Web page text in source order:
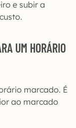
e subir a
UM HORÁRIO
marcado. É
ao marcado